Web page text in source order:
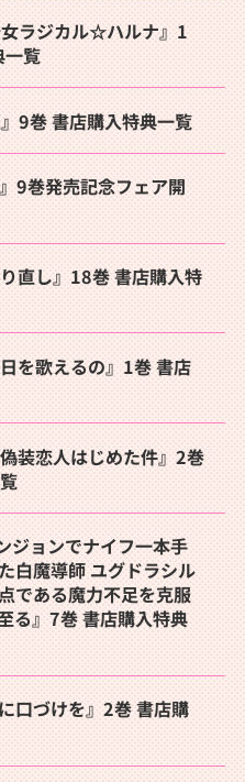
ラジカル☆ハルナ』1
一覧
9巻 書店購入特典一覧
9巻発売記念フェア開
直し』18巻 書店購入特
を歌えるの』1巻 書店
装恋人はじめた件』2巻
ジョンでナイフ一本手
白魔導師 ユグドラシル
である魔力不足を克服
る』7巻 書店購入特典
口づけを』2巻 書店購